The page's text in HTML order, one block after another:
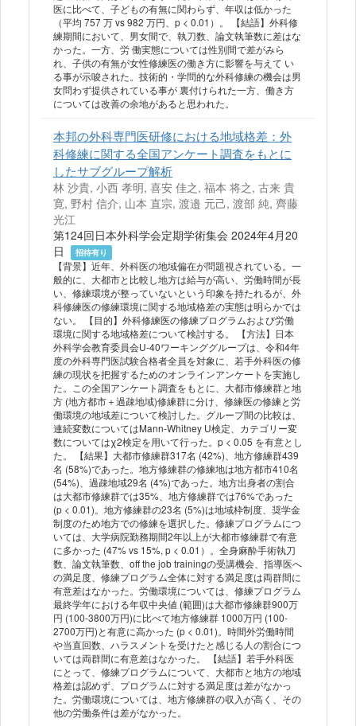
医に比べて、子どもの有無に関わらず、年収は低かった
（平均 757 万 vs 982 万円、p < 0.01）。 【結語】外科修
練期間において、男女間で、執刀数、論文執筆数に差はな
かった。一方、労 働実態については性別間で差がみら
れ、子供の有無が女性修練医の働き方に影響を与えて い
る事が示唆された。技術的・学問的な外科修練の機会は男
女問わず提供されている事が 裏付けられた一方、働き方
については改善の余地があると思われた。
本邦の外科専門医研修における地域格差：外
科修練に関する全国アンケート調査をもとに
したサブグループ解析
林 沙貴, 小西 孝明, 喜安 佳之, 福本 将之, 古来 貴
寛, 野村 信介, 山本 直宗, 渡邉 元己, 渡部 純, 齊藤
光江
第124回日本外科学会定期学術集会 2024年4月20
日
招待有り
【背景】近年、外科医の地域偏在が問題視されている。一
般的に、大都市と比較し地方は給与が高い、労働時間が長
い、修練環境が整っていないという印象を持たれるが、外
科修練医の修練環境に関する地域格差の実態は明らかでは
ない。 【目的】外科修練医の修練プログラムおよび労働
環境に関する地域格差について検討する。 【方法】日本
外科学会教育委員会U-40ワーキンググループは、令和4年
度の外科専門医試験合格者全員を対象に、若手外科医の修
練の現状を把握するためのオンラインアンケートを実施し
た。この全国アンケート調査をもとに、大都市修練群と地
方 (地方都市＋過疎地域)修練群に分け、修練医の修練と労
働環境の地域差について検討した。グループ間の比較は、
連続変数についてはMann-Whitney U検定、カテゴリー変
数についてはχ2検定を用いて行った。p < 0.05 を有意とし
た。 【結果】大都市修練群317名 (42%)、地方修練群439
名 (58%)であった。地方修練群の修練地は地方都市410名
(54%)、過疎地域29名 (4%)であった。地方出身者の割合
は大都市修練群では35%、地方修練群では76%であった
(p < 0.01)。地方修練群の23名 (5%)は地域枠制度、奨学金
制度のため地方での修練を選択した。修練プログラムにつ
いては、大学病院勤務期間2年以上が大都市修練群で有意
に多かった (47% vs 15%, p < 0.01）。全身麻酔手術執刀
数、論文執筆数、off the job trainingの受講機会、指導医へ
の満足度、修練プログラム全体に対する満足度は両群間に
有意差はなかった。労働環境については、修練プログラム
最終学年における年収中央値 (範囲)は大都市修練群900万
円 (100-3800万円)に比べて地方修練群 1000万円 (100-
2700万円)と有意に高かった (p < 0.01)。時間外労働時間
や当直回数、ハラスメントを受けたと感じる人の割合につ
いては両群間に有意差はなかった。 【結語】若手外科医
にとって、修練プログラムについて、大都市と地方の地域
格差は認めず、プログラムに対する満足度は差がなかっ
た。労働環境については、地方修練群の収入が高く、その
他の労働条件は差がなかった。